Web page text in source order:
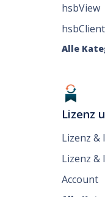
hsbView
hsbClient
Alle
Lizenz
Lizenz &
Lizenz
Account